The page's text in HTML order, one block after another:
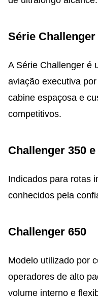
Série Challenger
A Série Challenger é
aviação executiva
cabine espaçosa e
competitivos.
Challenger 350 e
Indicados para rotas
conhecidos pela
Challenger 650
Modelo utilizado por
operadores de alto
volume interno e